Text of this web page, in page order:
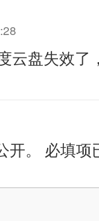
云盘失效了
。 必填项